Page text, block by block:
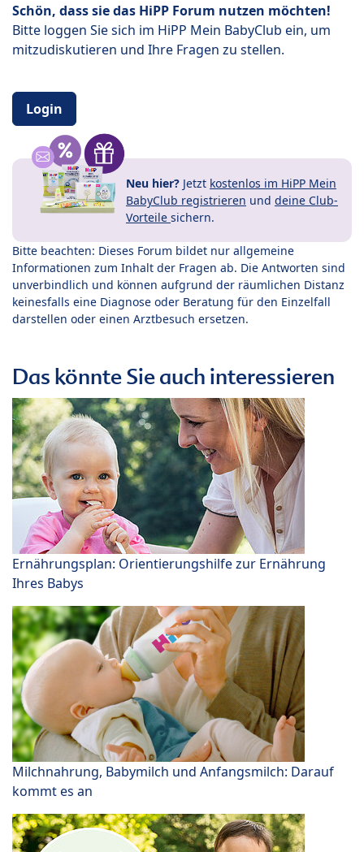
Schön, dass sie das HiPP Forum nutzen möchten!
Bitte loggen Sie sich im HiPP Mein BabyClub ein, um
mitzudiskutieren und Ihre Fragen zu stellen.
Login
Neu hier? Jetzt kostenlos im HiPP Mein
BabyClub registrieren und deine Club-
Vorteile sichern.
Bitte beachten: Dieses Forum bildet nur allgemeine
Informationen zum Inhalt der Fragen ab. Die Antworten sind
unverbindlich und können aufgrund der räumlichen Distanz
keinesfalls eine Diagnose oder Beratung für den Einzelfall
darstellen oder einen Arztbesuch ersetzen.
Das könnte Sie auch interessieren
Ernährungsplan: Orientierungshilfe zur Ernährung
Ihres Babys
Milchnahrung, Babymilch und Anfangsmilch: Darauf
kommt es an